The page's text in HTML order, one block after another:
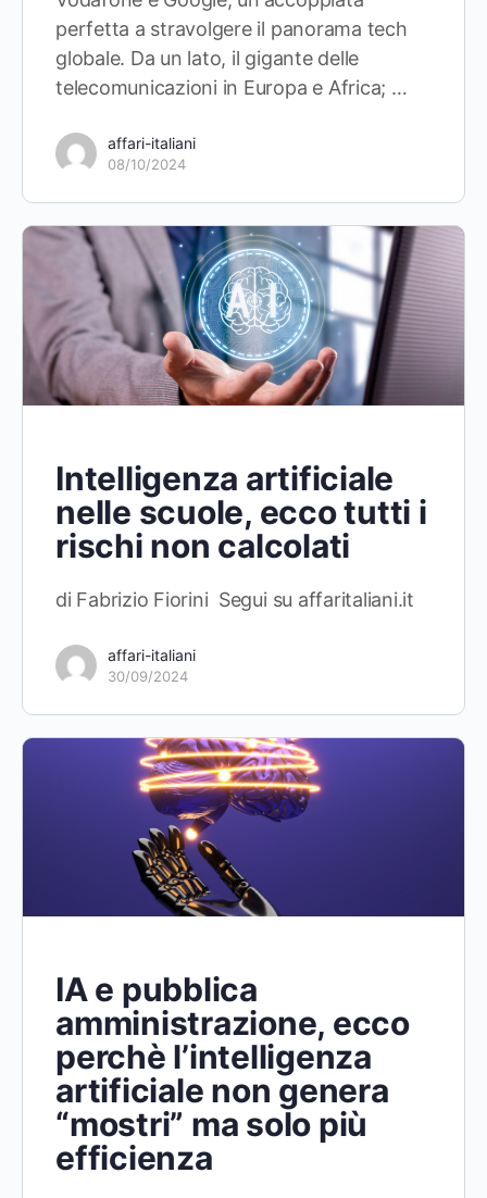
perfetta a stravolgere il panorama tech
globale. Da un lato, il gigante delle
telecomunicazioni in Europa e Africa; …
affari-italiani
08/10/2024
Intelligenza artificiale
nelle scuole, ecco tutti i
rischi non calcolati
di Fabrizio Fiorini Segui su affaritaliani.it
affari-italiani
30/09/2024
IA e pubblica
amministrazione, ecco
perchè l’intelligenza
artificiale non genera
“mostri” ma solo più
efficienza